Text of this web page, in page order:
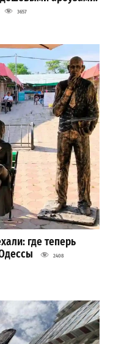
3657
где теперь
2408